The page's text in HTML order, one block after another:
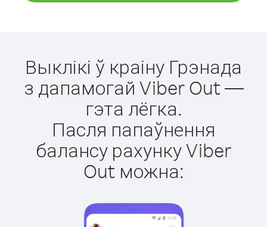
Выклікі ў краіну Грэнада
з дапамогай Viber Out —
гэта лёгка.
Пасля папаўнення
балансу рахунку Viber
Out можна: